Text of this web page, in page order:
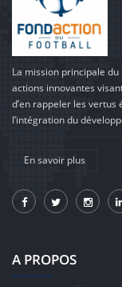
La mission principale
actions innovantes
d’en rappeler les vertus
l’intégration du
En savoir plus
A PROPOS